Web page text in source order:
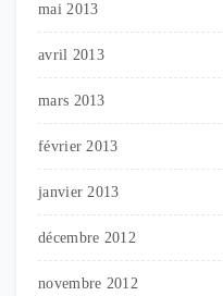
mai 2013
avril 2013
mars 2013
février 2013
janvier 2013
décembre 2012
novembre 2012